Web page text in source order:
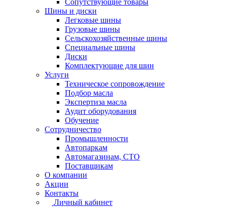
Сопутствующие товары
Шины и диски
Легковые шины
Грузовые шины
Сельскохозяйственные шины
Специальные шины
Диски
Комплектующие для шин
Услуги
Техническое сопровождение
Подбор масла
Экспертиза масла
Аудит оборудования
Обучение
Сотрудничество
Промышленности
Автопаркам
Автомагазинам, СТО
Поставщикам
О компании
Акции
Контакты
Личный кабинет